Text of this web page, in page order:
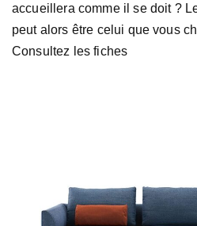
accueillera comme il se doit ?
peut alors être celui que vous
Consultez les fiches